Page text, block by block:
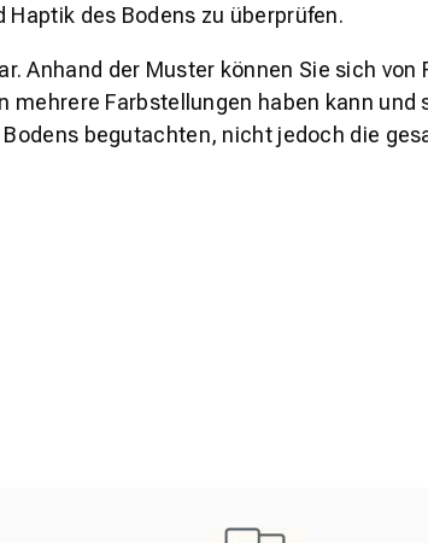
des Bodens zu überprüfen.
Anhand der Muster können Sie sich
Farbstellungen haben kann
begutachten, nicht jedoch die